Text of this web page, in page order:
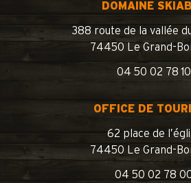
DOMAINE
388 route de la vallée
74450 Le Grand-
04 50 02 78 10
OFFICE DE
62 place de
74450 Le Grand-
04 50 02 78